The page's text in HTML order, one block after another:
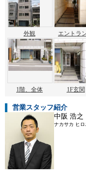
外観 エントラ
1階、全体 1F玄関
営業スタッフ紹介
中阪 浩之
ナカサカ ヒロ